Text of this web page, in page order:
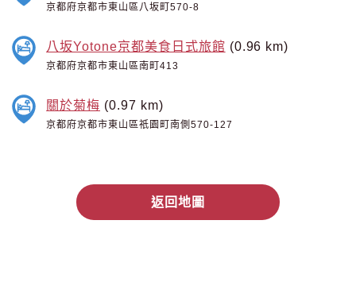
京都府京都市東山區八坂町570-8
八坂Yotone京都美食日式旅館 (0.96 km)
京都府京都市東山區南町413
關於菊梅 (0.97 km)
京都府京都市東山區祇園町南側570-127
返回地圖